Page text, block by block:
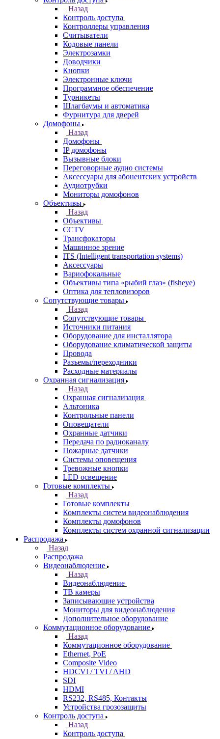
Назад
Контроль доступа
Контроллеры управления
Считыватели
Кодовые панели
Электрозамки
Доводчики
Кнопки
Электронные ключи
Программное обеспечение
Турникеты
Шлагбаумы и автоматика
Фурнитура для дверей
Домофоны
Назад
Домофоны
IP домофоны
Вызывные блоки
Переговорные аудио системы
Аксессуары для абонентских устройств
Аудиотрубки
Мониторы домофонов
Объективы
Назад
Объективы
CCTV
Трансфокаторы
Машинное зрение
ITS (Intelligent transportation systems)
Аксессуары
Вариофокальные
Объективы типа «рыбий глаз» (fisheye)
Оптика для тепловизоров
Сопутствующие товары
Назад
Сопутствующие товары
Источники питания
Оборудование для инсталлятора
Оборудование климатической защиты
Провода
Разъемы/переходники
Расходные материалы
Охранная сигнализация
Назад
Охранная сигнализация
Альтоника
Контрольные панели
Оповещатели
Охранные датчики
Передача по радиоканалу
Пожарные датчики
Системы оповещения
Тревожные кнопки
LED освещение
Готовые комплекты
Назад
Готовые комплекты
Комплекты систем видеонаблюдения
Комплекты домофонов
Комплекты систем охранной сигнализации
Распродажа
Назад
Распродажа
Видеонаблюдение
Назад
Видеонаблюдение
ТВ камеры
Записывающие устройства
Мониторы для видеонаблюдения
Дополнительное оборудование
Коммутационное оборудование
Назад
Коммутационное оборудование
Ethernet, PoE
Composite Video
HDCVI / TVI / AHD
SDI
HDMI
RS232, RS485, Контакты
Устройства грозозащиты
Контроль доступа
Назад
Контроль доступа